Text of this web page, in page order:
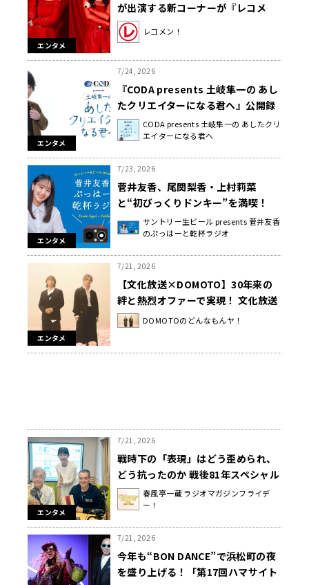
エンタメ
が出演する新コーナーが『レコメ
ン！』内でスタート！
レコメン！
エンタメ
7/24, 2026
『CODA presents 土岐隼一の あし
たクリエイターになる君へ』公開録
音＆セミナーを開催！ 8月29日
（土）浜松町・文化放送 セミナール
CODA presents 土岐隼一の あしたクリ
エイターになる君へ
エンタメ
7/23, 2026
菅井友香、尾関梨香・上村莉菜
と“初びっくりドンキー”を満喫！
サントリー生ビール presents 菅井友香
のぷっはーと乾杯ラジオ
エンタメ
7/21, 2026
【文化放送×DOMOTO】30年来の
絆と熱烈オファーで実現！ 文化放送
新キャッチ「世界を愛おしいって言
ってみたい。」キャンペーンソング
DOMOTOのどんなもんヤ！
エンタメ
7/21, 2026
戦時下の「表現」はどう歪められ、
どう抗ったのか 戦後81年スペシャル
『表現者たちの戦争 ～プロパガンダ
とプライド～』 出演： アーサー・ビ
8/11（火・祝）午前10時から放送
春風亭一蔵 ラジオマガジンフライデ
ー！
7/21, 2026
今年も“BON DANCE”で浜松町の夜
を盛り上げる！「第17回ハマサイト